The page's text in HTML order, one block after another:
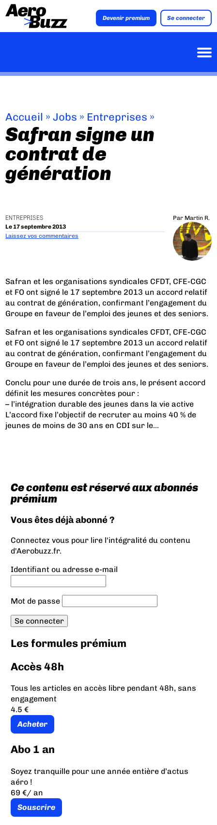
Devenir premium Se connecter
Accueil »Jobs » Entreprises »
Safran signe un
contrat de
génération
ENTREPRISES
Le 17 septembre 2013
Par Martin R.
Laissez vos commentaires
Safran et les organisations syndicales CFDT, CFE-CGC
et FO ont signé le 17 septembre 2013 un accord relatif
au contrat de génération, confirmant l’engagement du
Groupe en faveur de l’emploi des jeunes et des seniors.
Safran et les organisations syndicales CFDT, CFE-CGC
et FO ont signé le 17 septembre 2013 un accord relatif
au contrat de génération, confirmant l’engagement du
Groupe en faveur de l’emploi des jeunes et des seniors.
Conclu pour une durée de trois ans, le présent accord
définit les mesures concrètes pour :
– l’intégration durable des jeunes dans la vie active
L’accord fixe l’objectif de recruter au moins 40 % de
jeunes de moins de 30 ans en CDI sur le...
Ce contenu est réservé aux abonnés
prémium
Vous êtes déjà abonné ?
Connectez vous pour lire l'intégralité du contenu
d'Aerobuzz.fr.
Identifiant ou adresse e-mail
Mot de passe
Les formules prémium
Accès 48h
Tous les articles en accès libre pendant 48h, sans
engagement
4.5 €
Acheter
Abo 1 an
Soyez tranquille pour une année entière d’actus
aéro !
69 €/ an
Souscrire